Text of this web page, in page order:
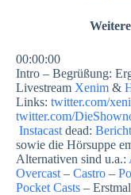
00:00:00
Intro – Begrüßung:
Livestream Xenim &
Links: twitter.com/
twitter.com/
Instacast dead: Bericht
sowie die Hörsuppe
Alternativen sind u.a.:
Overcast – Castro –
Pocket Casts –